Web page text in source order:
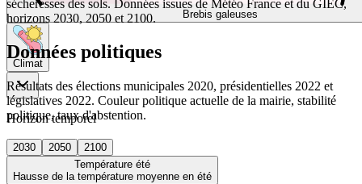
Brebis galeuses
Climat
Horizon temporel
2030 2050
2100
Température été
Hausse de la température moyenne en été
sécheresses des sols. Données issues de Météo France et du GIEC,
horizons 2030, 2050 et 2100.
Données politiques
Résultats des élections municipales 2020, présidentielles 2022 et
législatives 2022. Couleur politique actuelle de la mairie, stabilité
politique, taux d'abstention.